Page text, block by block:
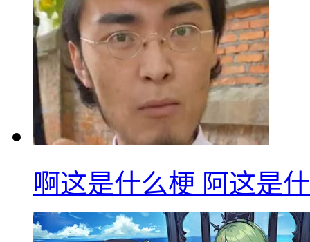
啊这是什么梗 阿这是